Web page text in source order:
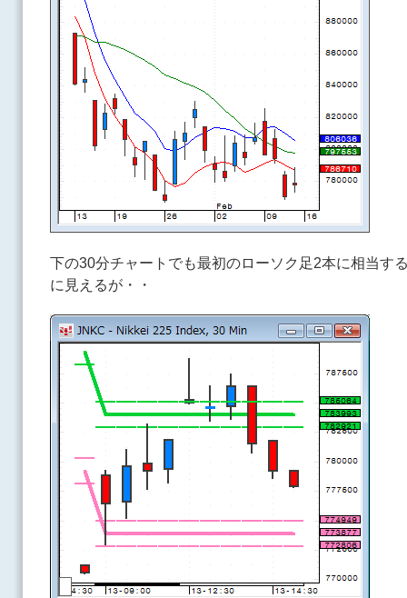
下の30分チャートでも最初のローソク足2本に相当す
に見えるが・・